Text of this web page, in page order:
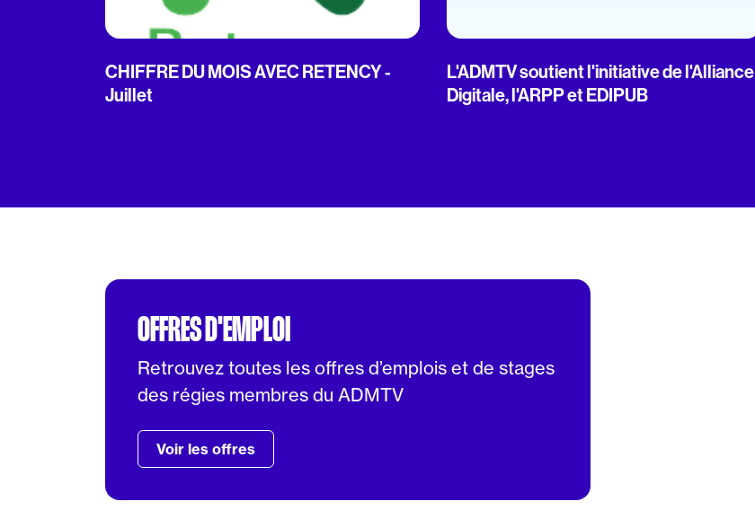
CHIFFRE DU MOIS AVEC RETENCY -
Juillet
L'ADMTV soutient l'initiative de l'Alliance
Digitale, l'ARPP et EDIPUB
OFFRES D'EMPLOI
Retrouvez toutes les offres d’emplois et de stages
des régies membres du ADMTV
Voir les offres